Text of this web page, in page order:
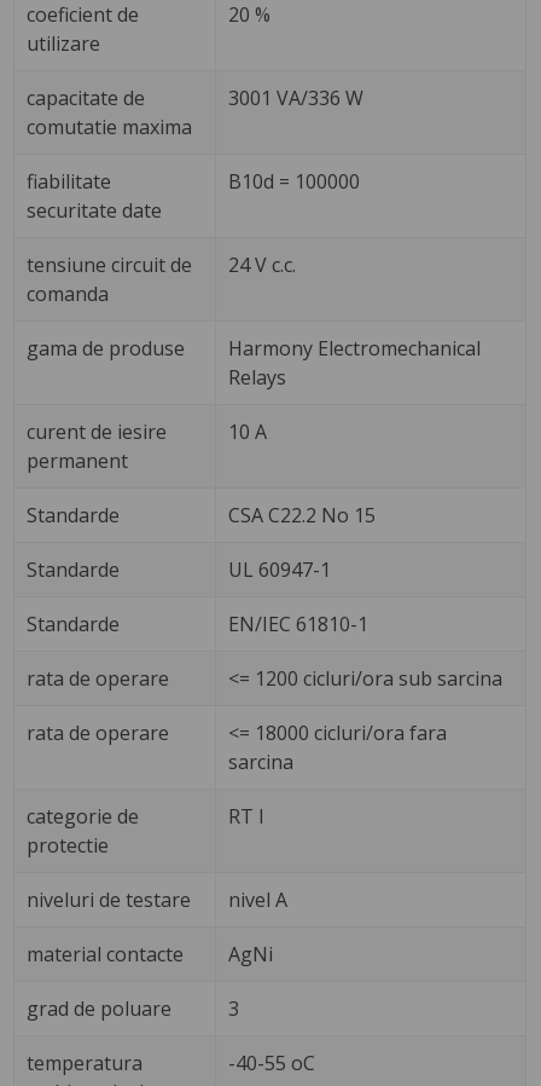
coeficient de
utilizare
20 %
capacitate de
comutatie maxima
3001 VA/336 W
fiabilitate
securitate date
B10d = 100000
tensiune circuit de
comanda
24 V c.c.
gama de produse
Harmony Electromechanical
Relays
curent de iesire
permanent
10 A
Standarde CSA C22.2 No 15
Standarde UL 60947-1
Standarde EN/IEC 61810-1
rata de operare <= 1200 cicluri/ora sub sarcina
rata de operare
<= 18000 cicluri/ora fara
sarcina
categorie de
protectie
RT I
niveluri de testare nivel A
material contacte AgNi
grad de poluare 3
temperatura
-40-55 oC